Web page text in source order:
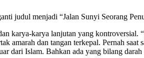
judul menjadi “Jalan Sunyi Seorang
karya-karya lanjutan yang
dan tangan terkepal. Pernah saat
dari Islam. Bahkan ada yang bilang